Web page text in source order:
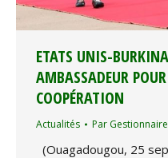
ETATS UNIS-
AMBASSADEUR
COOPÉRATION
Actualités Par Gestionnaire
(Ouagadougou, 25